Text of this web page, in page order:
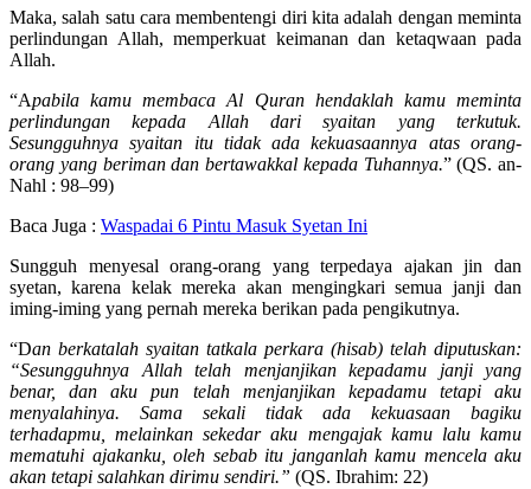
Maka, salah satu cara membentengi diri kita adalah dengan meminta
perlindungan Allah, memperkuat keimanan dan ketaqwaan pada
Allah.
“Apabila kamu membaca Al Quran hendaklah kamu meminta
perlindungan kepada Allah dari syaitan yang terkutuk.
Sesungguhnya syaitan itu tidak ada kekuasaannya atas orang-
orang yang beriman dan bertawakkal kepada Tuhannya.” (QS. an-
Nahl : 98–99)
Baca Juga : Waspadai 6 Pintu Masuk Syetan Ini
Sungguh menyesal orang-orang yang terpedaya ajakan jin dan
syetan, karena kelak mereka akan mengingkari semua janji dan
iming-iming yang pernah mereka berikan pada pengikutnya.
“Dan berkatalah syaitan tatkala perkara (hisab) telah diputuskan:
“Sesungguhnya Allah telah menjanjikan kepadamu janji yang
benar, dan aku pun telah menjanjikan kepadamu tetapi aku
menyalahinya. Sama sekali tidak ada kekuasaan bagiku
terhadapmu, melainkan sekedar aku mengajak kamu lalu kamu
mematuhi ajakanku, oleh sebab itu janganlah kamu mencela aku
akan tetapi salahkan dirimu sendiri.” (QS. Ibrahim: 22)